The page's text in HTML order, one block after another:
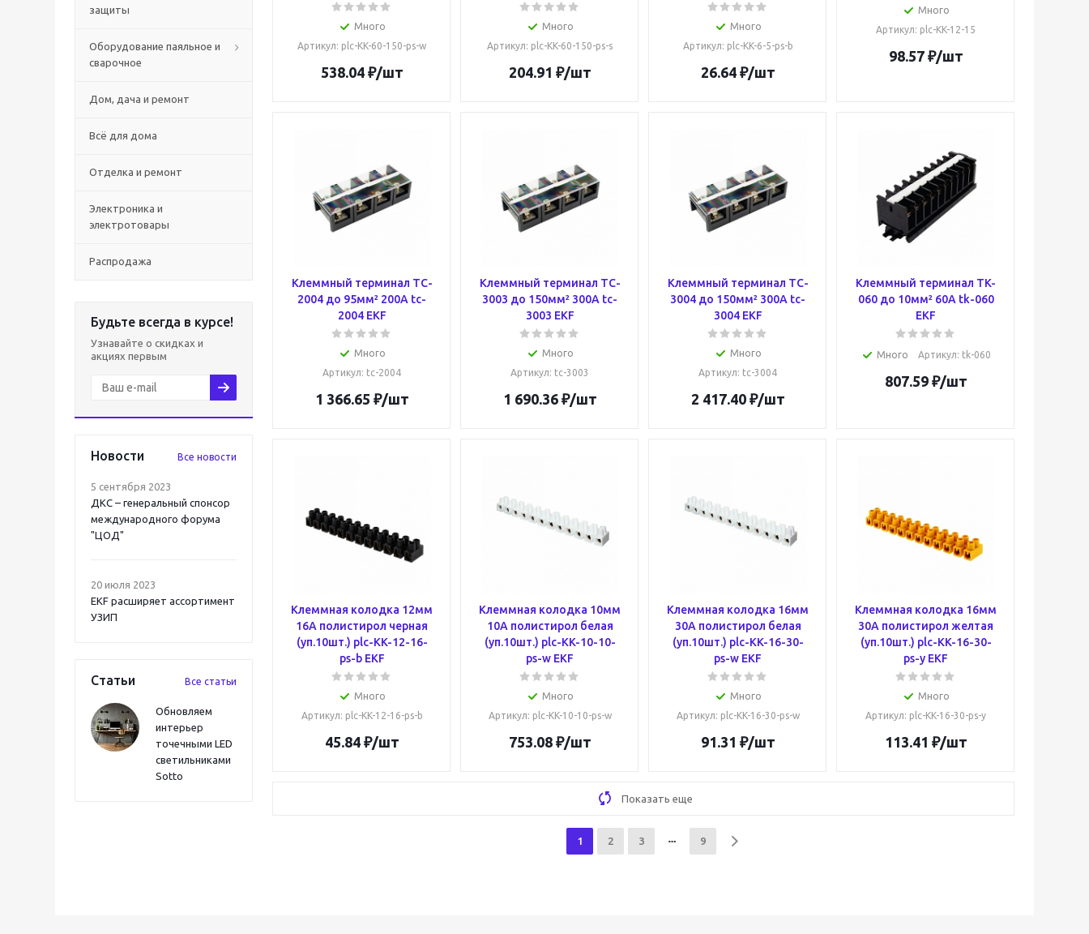
защиты
Оборудование паяльное и
сварочное
Дом, дача и ремонт
Всё для дома
Отделка и ремонт
Электроника и
электротовары
Распродажа
Будьте всегда в курсе!
Узнавайте о скидках и
акциях первым
Новости Все новости
5 сентября 2023
ДКС – генеральный спонсор
международного форума
"ЦОД"
20 июля 2023
EKF расширяет ассортимент
УЗИП
Статьи Все статьи
Обновляем
интерьер
точечными LED
светильниками
Sotto
Много
Артикул: plc-KK-60-150-ps-w
538.04₽/шт
Много
Артикул: plc-KK-60-150-ps-s
204.91 ₽/шт
Много
Артикул: plc-KK-6-5-ps-b
26.64₽/шт
Много
Артикул: plc-KK-12-15
98.57₽/шт
Клеммный терминал TC-
2004 до 95мм² 200A tc-
2004 EKF
Много
Артикул: tc-2004
1 366.65 ₽/шт
Клеммный терминал TC-
3003 до 150мм² 300A tc-
3003 EKF
Много
Артикул: tc-3003
1 690.36₽/шт
Клеммный терминал TC-
3004 до 150мм² 300A tc-
3004 EKF
Много
Артикул: tc-3004
2 417.40₽/шт
Клеммный терминал TK-
060 до 10мм² 60A tk-060
EKF
Много Артикул: tk-060
807.59₽/шт
Клеммная колодка 12мм
16А полистирол черная
(уп.10шт.) plc-KK-12-16-
ps-b EKF
Много
Артикул: plc-KK-12-16-ps-b
45.84₽/шт
Клеммная колодка 10мм
10А полистирол белая
(уп.10шт.) plc-KK-10-10-
ps-w EKF
Много
Артикул: plc-KK-10-10-ps-w
753.08₽/шт
Клеммная колодка 16мм
30А полистирол белая
(уп.10шт.) plc-KK-16-30-
ps-w EKF
Много
Артикул: plc-KK-16-30-ps-w
91.31 ₽/шт
Клеммная колодка 16мм
30А полистирол желтая
(уп.10шт.) plc-KK-16-30-
ps-y EKF
Много
Артикул: plc-KK-16-30-ps-y
113.41 ₽/шт
Показать еще
1 2 3 9